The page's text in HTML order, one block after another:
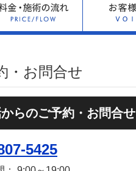
・お問合せ
らのご予約・お問合せ
5425